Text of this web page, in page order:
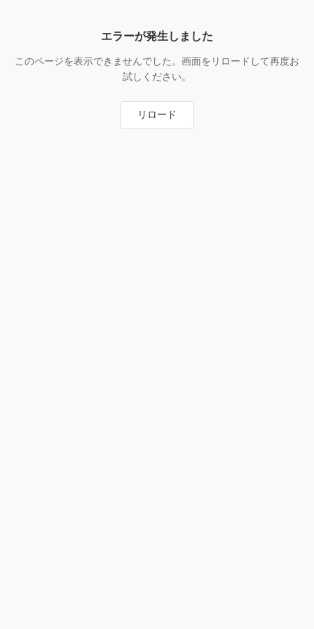
エラーが発生しました
このページを表示できませんでした。画面をリロードして再度お
試しください。
リロード